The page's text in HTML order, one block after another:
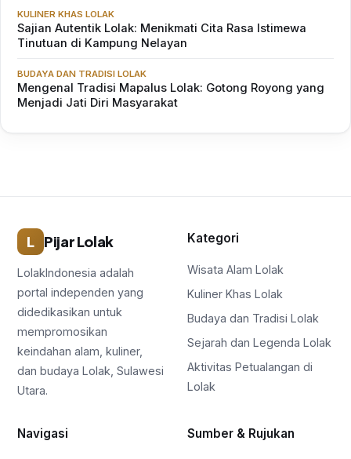
KULINER KHAS LOLAK
Sajian Autentik Lolak: Menikmati Cita Rasa Istimewa
Tinutuan di Kampung Nelayan
BUDAYA DAN TRADISI LOLAK
Mengenal Tradisi Mapalus Lolak: Gotong Royong yang
Menjadi Jati Diri Masyarakat
L Pijar Lolak
LolakIndonesia adalah
portal independen yang
didedikasikan untuk
mempromosikan
keindahan alam, kuliner,
dan budaya Lolak, Sulawesi
Utara.
Kategori
Wisata Alam Lolak
Kuliner Khas Lolak
Budaya dan Tradisi Lolak
Sejarah dan Legenda Lolak
Aktivitas Petualangan di
Lolak
Navigasi Sumber & Rujukan